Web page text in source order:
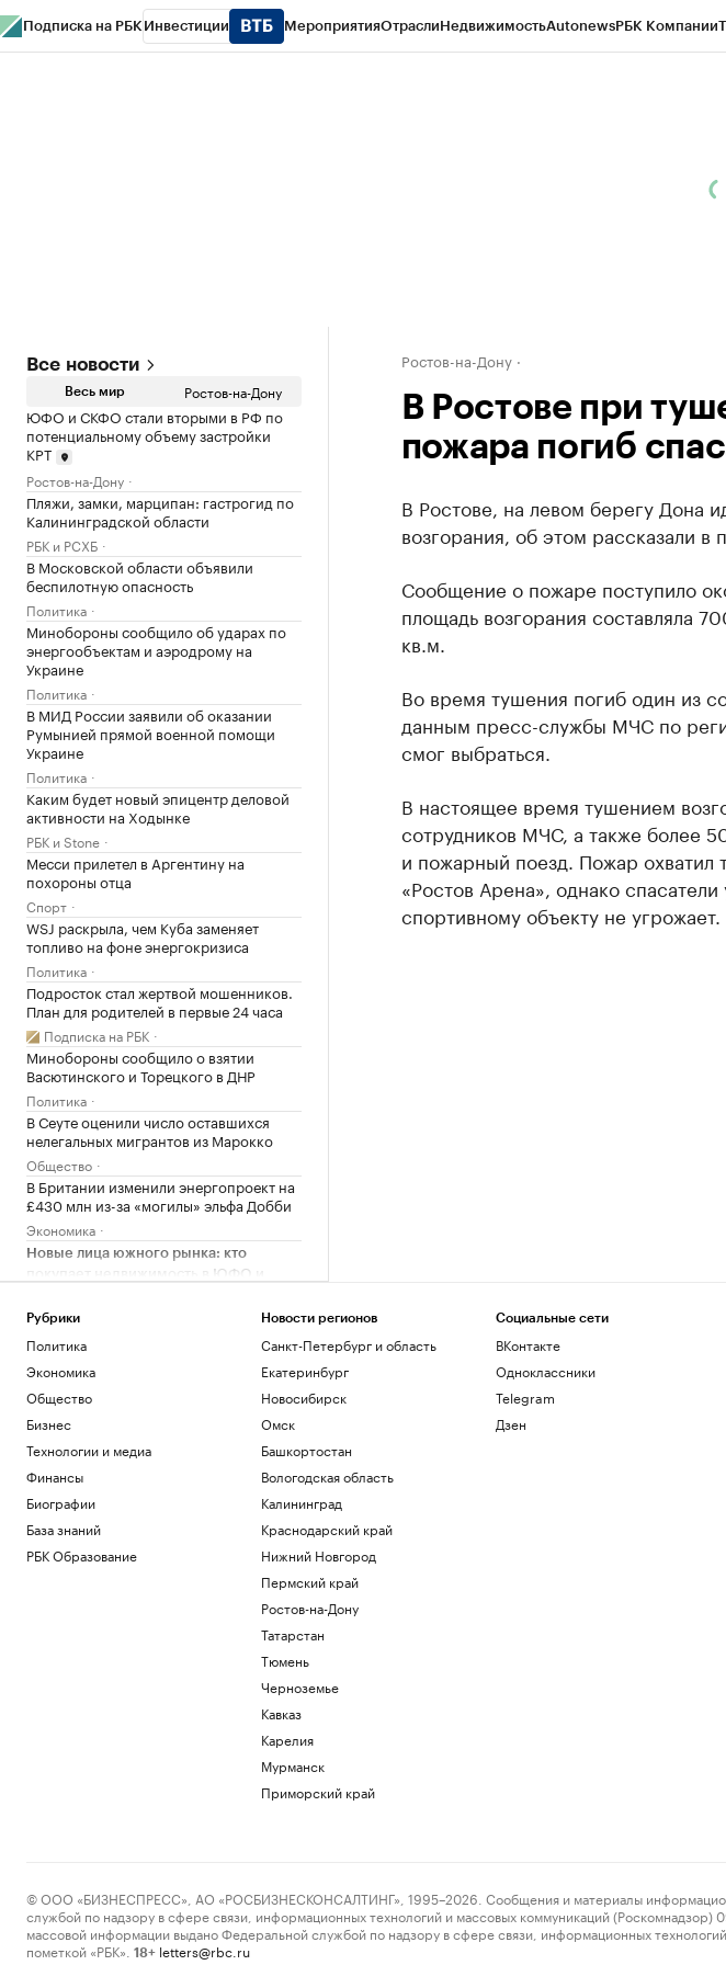
Подписка на РБК Инвестиции МероприятияОтраслиНедвижимостьAutonewsРБК Компании
Все новости
Весь мир Ростов-на-Дону
ЮФО и СКФО стали вторыми в РФ по
потенциальному объему застройки
КРТ
Ростов-на-Дону
Пляжи, замки, марципан: гастрогид по
Калининградской области
РБК и РСХБ
В Московской области объявили
беспилотную опасность
Политика
Минобороны сообщило об ударах по
энергообъектам и аэродрому на
Украине
Политика
В МИД России заявили об оказании
Румынией прямой военной помощи
Украине
Политика
Каким будет новый эпицентр деловой
активности на Ходынке
РБК и Stone
Месси прилетел в Аргентину на
похороны отца
Спорт
WSJ раскрыла, чем Куба заменяет
топливо на фоне энергокризиса
Политика
Подросток стал жертвой мошенников.
План для родителей в первые 24 часа
Подписка на РБК
Минобороны сообщило о взятии
Васютинского и Торецкого в ДНР
Политика
В Сеуте оценили число оставшихся
нелегальных мигрантов из Марокко
Общество
В Британии изменили энергопроект на
£430 млн из-за «могилы» эльфа Добби
Экономика
Новые лица южного рынка: кто
покупает недвижимость в ЮФО и
Ростов-на-Дону
Финляндия отказалась передать
Украине ракеты Patriot
Политика
11 мифов об ИИ в промышленности — и
как все устроено на практике
РБК и Yandex Cloud
СК возбудил дело о теракте после
атаки ВСУ на Белгород
Политика
С прокрастинацией меньше
зарабатывают и чаще болеют. Можно ли
ее победить
На западе Словакии объявили режим
ЧС из-за пожара на военном полигоне
накопления в период турбулентности
В Белгороде повреждены около 30
Ростов-на-Дону
В Ростове при
пожара погиб
В Ростове, на левом берегу Дона
возгорания, об этом рассказали
Сообщение о пожаре поступило
площадь возгорания составляла
кв.м.
Во время тушения погиб один из
данным пресс-службы МЧС по
смог выбраться.
В настоящее время тушением
сотрудников МЧС, а также более
и пожарный поезд. Пожар охватил
«Ростов Арена», однако
спортивному объекту не угрожает.
Рубрики
Политика
Экономика
Общество
Бизнес
Технологии и медиа
Финансы
Биографии
База знаний
РБК Образование
Новости регионов
Санкт-Петербург и область
Екатеринбург
Новосибирск
Омск
Башкортостан
Вологодская область
Калининград
Краснодарский край
Нижний Новгород
Пермский край
Ростов-на-Дону
Татарстан
Тюмень
Черноземье
Кавказ
Карелия
Мурманск
Приморский край
Социальные сети
ВКонтакте
Одноклассники
Telegram
Дзен
© ООО «БИЗНЕСПРЕСС», АО «РОСБИЗНЕСКОНСАЛТИНГ», 1995–2026. Сообщения и материалы
службой по надзору в сфере связи, информационных технологий и массовых коммуникаций
массовой информации выдано Федеральной службой по надзору в сфере связи, информационных
пометкой «РБК».
18+ letters@rbc.ru